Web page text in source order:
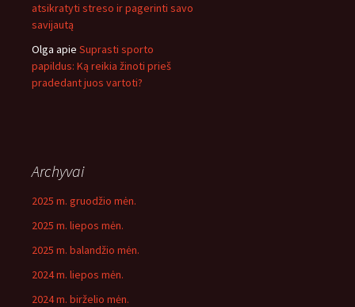
atsikratyti streso ir pagerinti savo
savijautą
Olga apie Suprasti sporto
papildus: Ką reikia žinoti prieš
pradedant juos vartoti?
Archyvai
2025 m. gruodžio mėn.
2025 m. liepos mėn.
2025 m. balandžio mėn.
2024 m. liepos mėn.
2024 m. birželio mėn.